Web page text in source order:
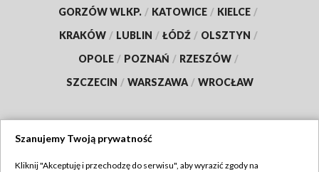
GORZÓW WLKP. / KATOWICE / KIELCE /
KRAKÓW / LUBLIN / ŁÓDŹ / OLSZTYN /
OPOLE / POZNAŃ / RZESZÓW /
SZCZECIN / WARSZAWA / WROCŁAW
Szanujemy Twoją prywatność
Kliknij "Akceptuję i przechodzę do serwisu", aby wyrazić zgody na